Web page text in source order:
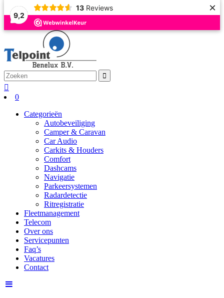
9,2
13 Reviews ×
0
Categorieën
Autobeveiliging
Camper & Caravan
Car Audio
Carkits & Houders
Comfort
Dashcams
Navigatie
Parkeersystemen
Radardetectie
Ritregistratie
Fleetmanagement
Telecom
Over ons
Servicepunten
Faq’s
Vacatures
Contact